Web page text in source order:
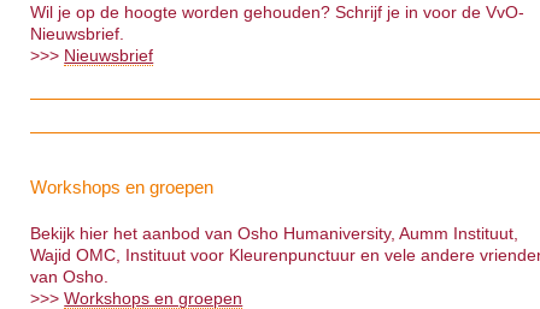
Wil je op de hoogte worden gehouden? Schrijf je in voor de VvO-
Nieuwsbrief.
>>> Nieuwsbrief
Workshops en groepen
Bekijk hier het aanbod van Osho Humaniversity, Aumm Instituut,
Wajid OMC, Instituut voor Kleurenpunctuur en vele andere
van Osho.
>>>Workshops en groepen